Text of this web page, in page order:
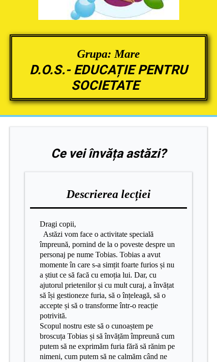
Grupa: Mare
D.O.S.- EDUCAȚIE PENTRU
SOCIETATE
Ce vei învăța astăzi?
Descrierea lecției
Dragi copii,
Astăzi vom face o activitate specială
împreună, pornind de la o poveste despre un
personaj pe nume Tobias. Tobias a avut
momente în care s-a simțit foarte furios și nu
a știut ce să facă cu emoția lui. Dar, cu
ajutorul prietenilor și cu mult curaj, a învățat
să își gestioneze furia, să o înțeleagă, să o
accepte și să o transforme într-o reacție
potrivită.
Scopul nostru este să o cunoaștem pe
broscuța Tobias și să învățăm împreună cum
putem să ne exprimăm furia fără să rănim pe
nimeni, cum putem să ne calmăm când ne